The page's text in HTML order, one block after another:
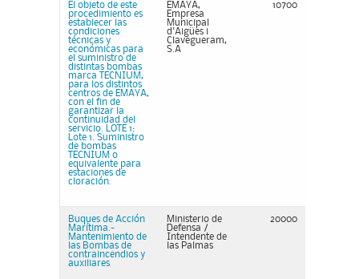
El objeto de este
procedimiento es
establecer las
condiciones
técnicas y
económicas para
el suministro de
distintas bombas
marca TECNIUM,
para los distintos
centros de EMAYA,
con el fin de
garantizar la
continuidad del
servicio. LOTE 1:
Lote 1. Suministro
de bombas
TECNIUM o
equivalente para
estaciones de
cloración.
EMAYA,
Empresa
Municipal
d'Aigües i
Clavegueram,
S.A
10700
Buques de Acción
Marítima.-
Mantenimiento de
las Bombas de
contraincendios y
auxiliares
Ministerio de
Defensa /
Intendente de
las Palmas
20000